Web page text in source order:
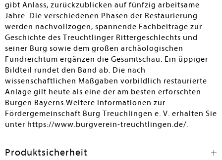
gibt Anlass, zurückzublicken auf fünfzig arbeitsame
Jahre. Die verschiedenen Phasen der Restaurierung
werden nachvollzogen, spannende Fachbeiträge zur
Geschichte des Treuchtlinger Rittergeschlechts und
seiner Burg sowie dem großen archäologischen
Fundreichtum ergänzen die Gesamtschau. Ein üppiger
Bildteil rundet den Band ab. Die nach
wissenschaftlichen Maßgaben vorbildlich restaurierte
Anlage gilt heute als eine der am besten erforschten
Burgen Bayerns.Weitere Informationen zur
Fördergemeinschaft Burg Treuchlingen e. V. erhalten Sie
unter https://www.burgverein-treuchtlingen.de/.
Produktsicherheit